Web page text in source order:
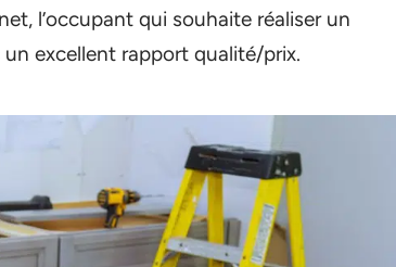
l’occupant qui souhaite réaliser un
excellent rapport qualité/prix.